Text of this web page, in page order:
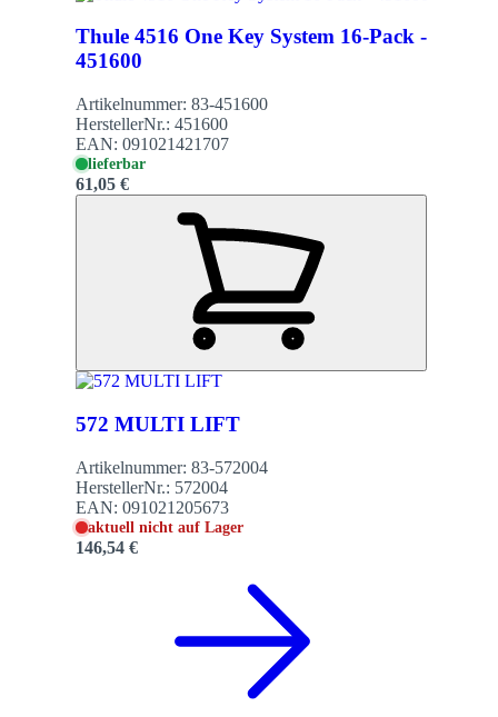
Thule 4516 One Key System 16-Pack -
451600
Artikelnummer: 83-451600
HerstellerNr.: 451600
EAN: 091021421707
lieferbar
61,05 €
572 MULTI LIFT
Artikelnummer: 83-572004
HerstellerNr.: 572004
EAN: 091021205673
aktuell nicht auf Lager
146,54 €